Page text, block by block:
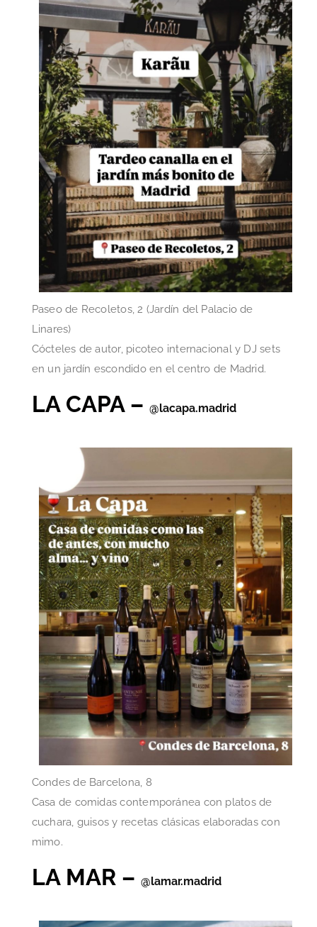
Paseo de Recoletos, 2 (Jardín del Palacio de
Linares)
Cócteles de autor, picoteo internacional y DJ sets
en un jardín escondido en el centro de Madrid.
LA CAPA – @lacapa.madrid
Condes de Barcelona, 8
Casa de comidas contemporánea con platos de
cuchara, guisos y recetas clásicas elaboradas con
mimo.
LA MAR – @lamar.madrid